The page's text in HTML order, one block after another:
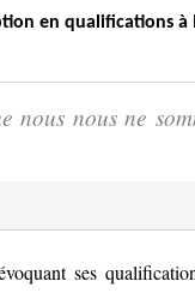
en qualifications à
nous nous ne
ses